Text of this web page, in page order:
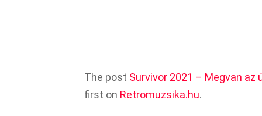
The post Survivor 2021 – Megvan
first on Retromuzsika.hu.